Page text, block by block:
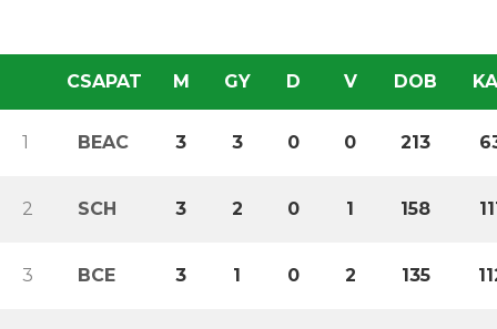
CSAPAT M GY D V DOB
1 BEAC 3 3 0 0 213
2 SCH 3 2 0 1 158
3 BCE 3 1 0 2 135